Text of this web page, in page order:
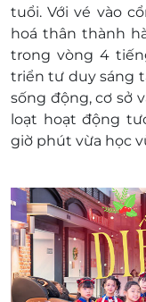
thành tiền
Không áp
khuyến mại
Giá chưa
lấy hóa đơn
Lưu ý sử dụng:
Mỗi giao
Mỗi 01 vé
quan
Trẻ sơ sinh
nhưng
trải nghiệm
tuổi. Với vé vào
hoá thân thành
trong vòng 4
triển tư duy sáng
sống động, cơ sở
loạt hoạt động
giờ phút vừa học